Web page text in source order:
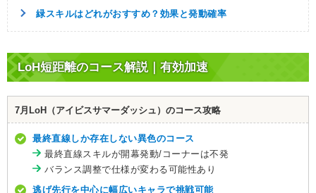
緑スキルはどれがおすすめ？効果と発動確率
LoH短距離のコース解説｜有効加速
7月LoH（アイビスサマーダッシュ）のコース攻略
最終直線しか存在しない異色のコース
最終直線スキルが開幕発動/コーナーは不発
バランス調整で仕様が変わる可能性あり
逃げ先行を中心に幅広いキャラで挑戦可能